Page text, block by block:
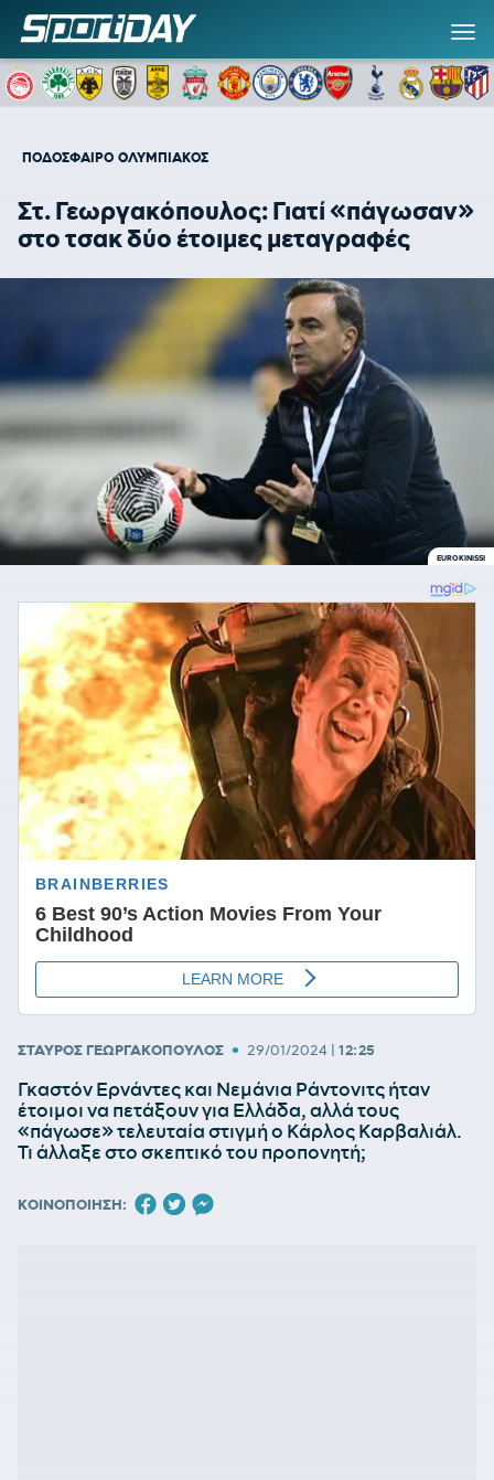
ΠΟΔΟΣΦΑΙΡΟ ΟΛΥΜΠΙΑΚΟΣ
Στ. Γεωργακόπουλος: Γιατί «πάγωσαν»
στο τσακ δύο έτοιμες μεταγραφές
EUROKINISSI
ΣΤΑΥΡΟΣ ΓΕΩΡΓΑΚΟΠΟΥΛΟΣ • 29/01/2024 | 12:25
Γκαστόν Ερνάντες και Νεμάνια Ράντονιτς ήταν
έτοιμοι να πετάξουν για Ελλάδα, αλλά τους
«πάγωσε» τελευταία στιγμή ο Κάρλος Καρβαλιάλ.
Τι άλλαξε στο σκεπτικό του προπονητή;
ΚΟΙΝΟΠΟΙΗΣΗ: